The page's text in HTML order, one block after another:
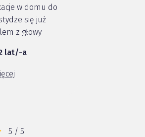
w domu do
się już
z głowy
lat/-a
5 / 5